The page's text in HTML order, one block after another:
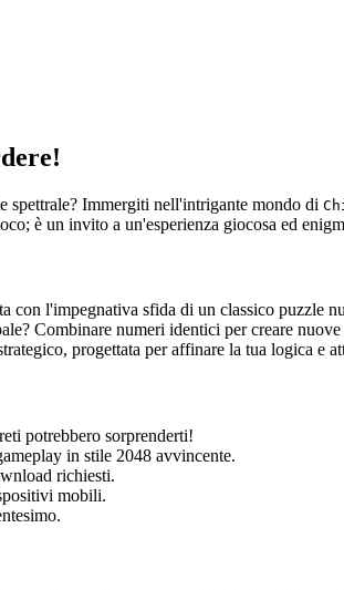
spettrale? Immergiti nell'intrigante mondo di
è un invito a un'esperienza giocosa ed
con l'impegnativa sfida di un classico puzzle
Combinare numeri identici per creare
progettata per affinare la tua logica e
potrebbero sorprenderti!
in stile 2048 avvincente.
richiesti.
mobili.